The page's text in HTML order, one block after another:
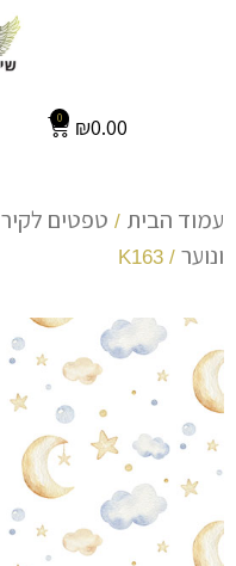
₪0.00
0
עמוד הבית / טפטים לקיר
ונוער / K163